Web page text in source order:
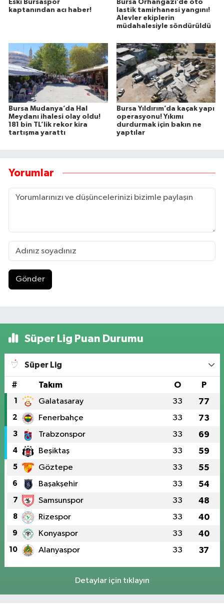
Eski Bursaspor
kaptanından acı haber!
Bursa Orhangazi’de oto
lastik tamirhanesi yangını!
Alevler ekiplerin
müdahalesiyle söndürüldü
Bursa Mudanya’da Hal
Meydanı ihalesi olay oldu!
181 bin TL’lik rekor kira
tartışma yarattı
Bursa Yıldırım’da kaçak yapı
operasyonu! Yıkımı
durdurmak için bakın ne
yaptılar
Yorumlar
Gönder
Süper Lig Puan Durumu
Süper Lig
# Takım O P
1 Galatasaray 33 77
2 Fenerbahçe 33 73
3 Trabzonspor 33 69
4 Beşiktaş 33 59
5 Göztepe 33 55
6 Başakşehir 33 54
7 Samsunspor 33 48
8 Rizespor 33 40
9 Konyaspor 33 40
10 Alanyaspor 33 37
Detaylar için tıklayın